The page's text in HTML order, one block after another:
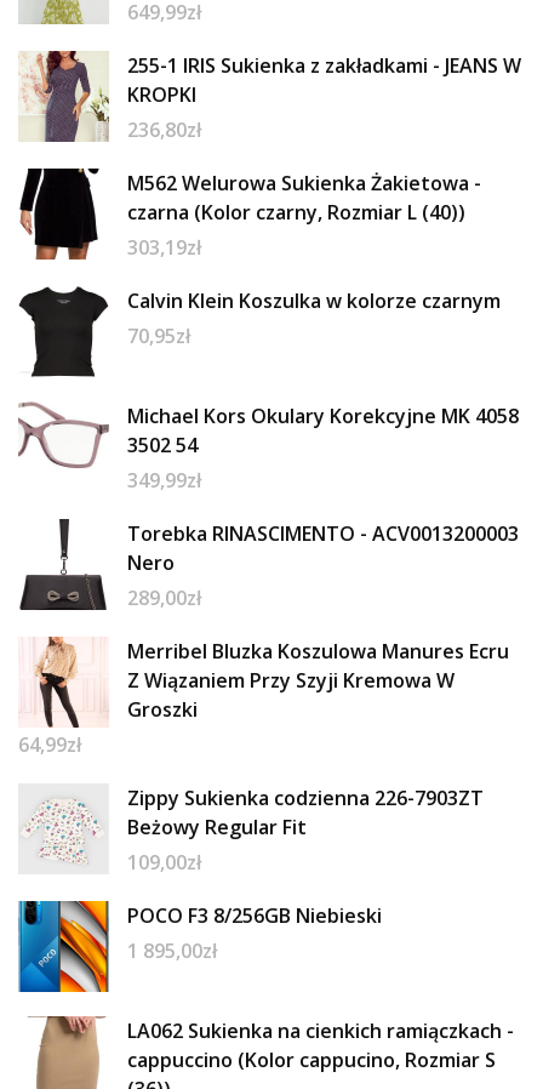
649,99zł
255-1 IRIS Sukienka z zakładkami - JEANS W
KROPKI
236,80zł
M562 Welurowa Sukienka Żakietowa -
czarna (Kolor czarny, Rozmiar L (40))
303,19zł
Calvin Klein Koszulka w kolorze czarnym
70,95zł
Michael Kors Okulary Korekcyjne MK 4058
3502 54
349,99zł
Torebka RINASCIMENTO - ACV0013200003
Nero
289,00zł
Merribel Bluzka Koszulowa Manures Ecru
Z Wiązaniem Przy Szyji Kremowa W
Groszki
64,99zł
Zippy Sukienka codzienna 226-7903ZT
Beżowy Regular Fit
109,00zł
POCO F3 8/256GB Niebieski
1 895,00zł
LA062 Sukienka na cienkich ramiączkach -
cappuccino (Kolor cappucino, Rozmiar S